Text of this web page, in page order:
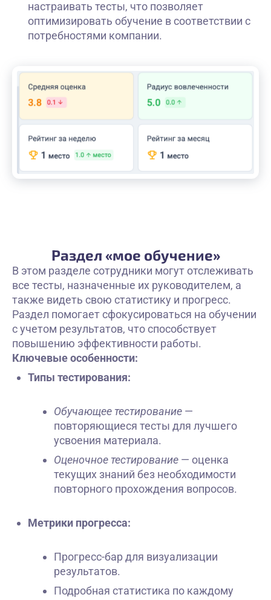
настраивать тесты, что позволяет
оптимизировать обучение в соответствии с
потребностями компании.
Раздел «мое обучение»
В этом разделе сотрудники могут отслеживать
все тесты, назначенные их руководителем, а
также видеть свою статистику и прогресс.
Раздел помогает сфокусироваться на обучении
с учетом результатов, что способствует
повышению эффективности работы.
Ключевые особенности:
Типы тестирования:
Обучающее тестирование —
повторяющиеся тесты для лучшего
усвоения материала.
Оценочное тестирование — оценка
текущих знаний без необходимости
повторного прохождения вопросов.
Метрики прогресса:
Прогресс-бар для визуализации
результатов.
Подробная статистика по каждому